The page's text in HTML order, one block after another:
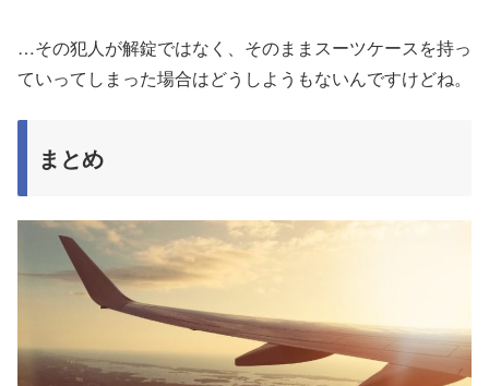
…その犯人が解錠ではなく、そのままスーツケースを持っ
ていってしまった場合はどうしようもないんですけどね。
まとめ